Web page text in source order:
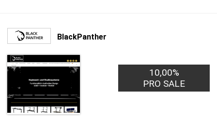
BlackPanther
10,00%
PRO SALE